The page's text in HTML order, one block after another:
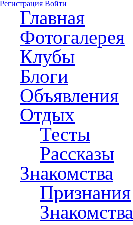
Регистрация Войти
Главная
Фотогалерея
Клубы
Блоги
Объявления
Отдых
Тесты
Рассказы
Знакомства
Признания
Знакомства